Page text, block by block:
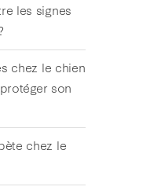
les signes
chez le chien
son
chez le